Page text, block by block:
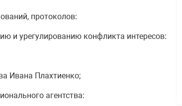
протоколов:
и урегулированию конфликта интересов:
Ивана Плахтиенко;
агентства: